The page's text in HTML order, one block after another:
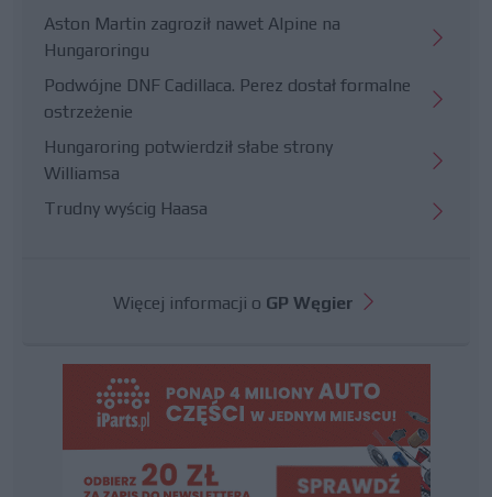
Aston Martin zagroził nawet Alpine na
Hungaroringu
Podwójne DNF Cadillaca. Perez dostał formalne
ostrzeżenie
Hungaroring potwierdził słabe strony
Williamsa
Trudny wyścig Haasa
Więcej informacji o GP Węgier